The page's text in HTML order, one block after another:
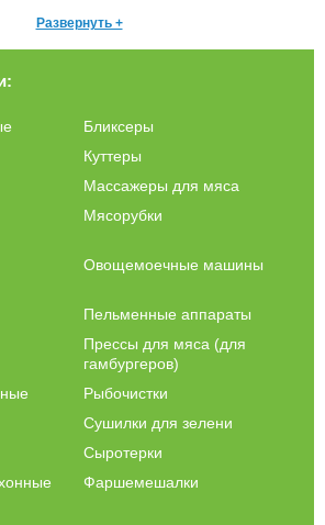
80-100 мм. Вес устройств составляет от 4
особенности
и представленной в технической
прессов для мяса:
частей к коррозии;
получаемой котлеты;
стоимость;
в техническом обслуживании;
экологической, пищевой и
позволяющие экономить полезное
зоне кухни;
оборудования.
Развернуть +
Бликсеры
Куттеры
Массажеры для мяса
Мясорубки
Овощемоечные машины
Пельменные аппараты
Прессы для мяса (для
гамбургеров)
Рыбочистки
Сушилки для зелени
Сыротерки
Фаршемешалки